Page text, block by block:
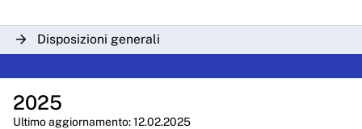
Disposizioni generali
Consulenti e collaboratori
2025
Ultimo aggiornamento: 12.02.2025